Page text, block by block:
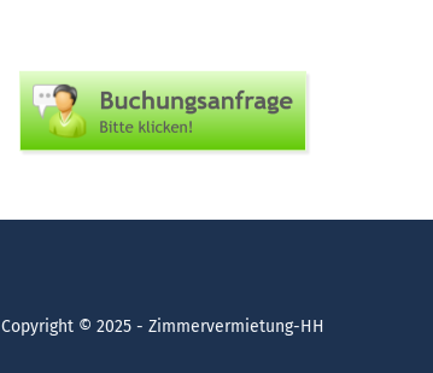
Copyright © 2025 - Zimmervermietung-HH